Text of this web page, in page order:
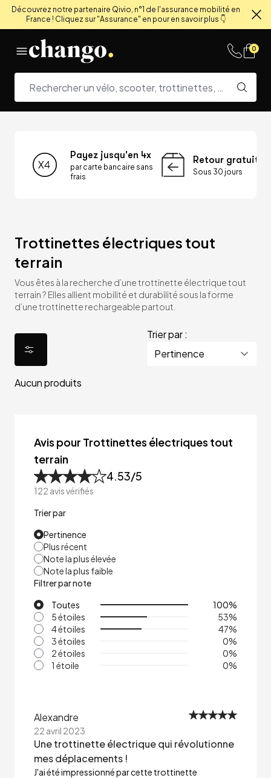
Découvrez notre partenaire Qivio, n°1 de l'assurance mobilité en
France ! Cliquez sur "Assurance" en pour en savoir plus 👇
0
Payez jusqu'en 4x
par carte bancaire sans
frais
Retour gratuit
Sous 30 jours
Trottinettes électriques tout
terrain
Vous êtes à la recherche d’une trottinette électrique tout
terrain ? Elles allient mobilité et durabilité sous la forme
d’une trottinette rechargeable partout.
Trier par :
Aucun produits
Avis pour Trottinettes électriques tout
terrain
4.53/5
122 avis vérifiés
Trier par
Pertinence
Plus récent
Note la plus élevée
Note la plus faible
Filtrer par note
Toutes
100%
5 étoiles
53%
4 étoiles
47%
3 étoiles
0%
2 étoiles
0%
1 étoile
0%
Alexandre
22 avril 2023
Une trottinette électrique qui révolutionne
mes déplacements !
J'ai été impressionné par cette trottinette